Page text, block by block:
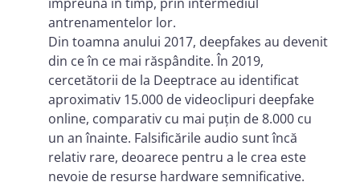
antrenamentelor lor.
Din toamna anului 2017, deepfakes au devenit
din ce în ce mai răspândite. În 2019,
cercetătorii de la Deeptrace au identificat
aproximativ 15.000 de videoclipuri deepfake
online, comparativ cu mai puțin de 8.000 cu
un an înainte. Falsificările audio sunt încă
relativ rare, deoarece pentru a le crea este
nevoie de resurse hardware semnificative.